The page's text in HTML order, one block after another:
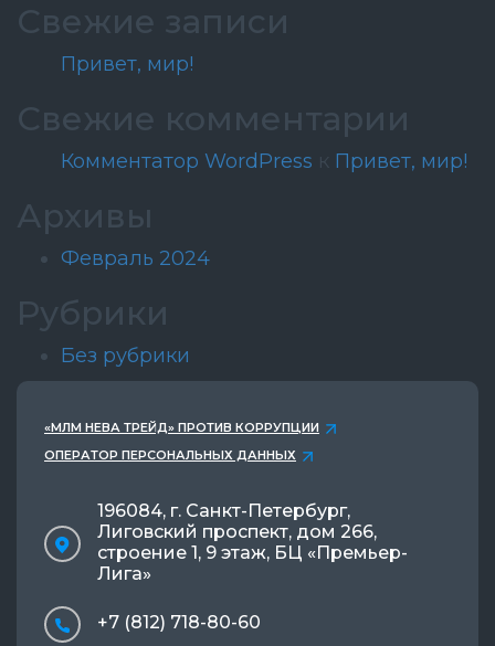
Свежие записи
Привет, мир!
Свежие комментарии
Комментатор WordPress к Привет, мир!
Архивы
Февраль 2024
Рубрики
Без рубрики
«МЛМ НЕВА ТРЕЙД» ПРОТИВ КОРРУПЦИИ
ОПЕРАТОР ПЕРСОНАЛЬНЫХ ДАННЫХ
196084, г. Санкт-Петербург,
Лиговский проспект, дом 266,
строение 1, 9 этаж, БЦ «Премьер-
Лига»
+7 (812) 718-80-60